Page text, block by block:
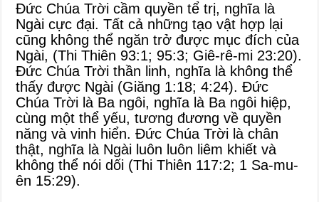
Đức Chúa Trời cầm quyền tể trị, nghĩa là
Ngài cực đại. Tất cả những tạo vật hợp lại
cũng không thể ngăn trở được mục đích của
Ngài, (Thi Thiên 93:1; 95:3; Giê-rê-mi 23:20).
Đức Chúa Trời thần linh, nghĩa là không thể
thấy được Ngài (Giăng 1:18;4:24). Đức
Chúa Trời là Ba ngôi, nghĩa là Ba ngôi hiệp,
cùng một thể yếu, tương đương về quyền
năng và vinh hiển. Đức Chúa Trời là chân
thật, nghĩa là Ngài luôn luôn liêm khiết và
không thể nói dối (Thi Thiên 117:2; 1 Sa-mu-
ên 15:29).